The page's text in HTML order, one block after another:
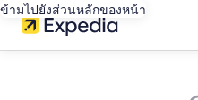
ข้ามไปยังส่วนหลักของหน้า